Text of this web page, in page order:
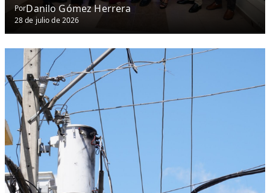
PorDanilo Gómez Herrera
28 de julio de 2026